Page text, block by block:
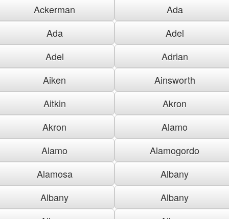
Ackerman
Ada
Ada
Adel
Adel
Adrian
Aiken
Ainsworth
Aitkin
Akron
Akron
Alamo
Alamo
Alamogordo
Alamosa
Albany
Albany
Albany